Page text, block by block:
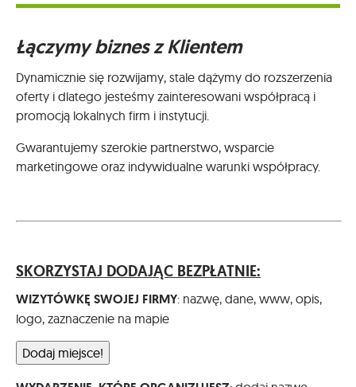
Łączymy biznes z Klientem
Dynamicznie się rozwijamy, stale dążymy do rozszerzenia
oferty i dlatego jesteśmy zainteresowani współpracą i
promocją lokalnych firm i instytucji.
Gwarantujemy szerokie partnerstwo, wsparcie
marketingowe oraz indywidualne warunki współpracy.
SKORZYSTAJ DODAJĄC BEZPŁATNIE:
WIZYTÓWKĘ SWOJEJ FIRMY: nazwę, dane, www, opis,
logo, zaznaczenie na mapie
Dodaj miejsce!